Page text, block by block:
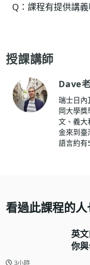
Q： 課程有提供講義
授課講師
Dave
瑞士日內
岡大學
文、義大
金來到臺
語言約有
看過此課程的
英
你
3小時